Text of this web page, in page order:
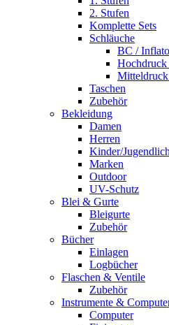
2. Stufen
Komplette Sets
Schläuche
BC /
Taschen
Zubehör
Bekleidung
Damen
Herren
Kinder/
Marken
Outdoor
UV-Schutz
Blei & Gurte
Bleigurte
Zubehör
Bücher
Einlagen
Logbücher
Flaschen & Ventile
Zubehör
Instrumente &
Computer